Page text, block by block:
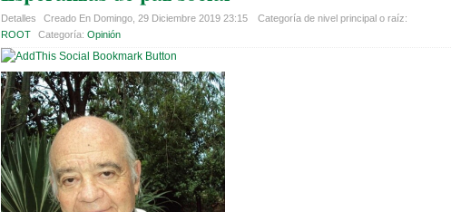
Detalles Creado En Domingo, 29 Diciembre 2019 23:15
Categoría de nivel principal o raíz:
ROOT
Categoría: Opinión